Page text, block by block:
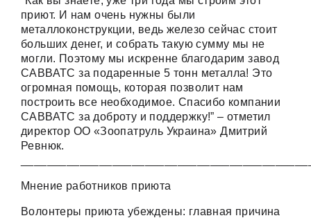
приют. И нам очень нужны были
металлоконструкции, ведь железо сейчас стоит
больших денег, и собрать такую ​​сумму мы не
могли. Поэтому мы искренне благодарим завод
САВВАТС за подаренные 5 тонн металла! Это
огромная помощь, которая позволит нам
построить все необходимое. Спасибо компании
САВВАТС за доброту и поддержку!” – отметил
директор ОО «Зоопатруль Украина» Дмитрий
Ревнюк.
Мнение работников приюта
Волонтеры приюта убеждены: главная причина